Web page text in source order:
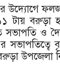
উদ্যোগে
বরুড়া
সভাপতি ও
সভাপতিত্বে
উপজেলা